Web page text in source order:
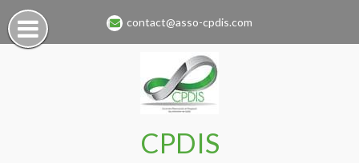
Skip
to
content
contact@asso-cpdis.com
CPDIS